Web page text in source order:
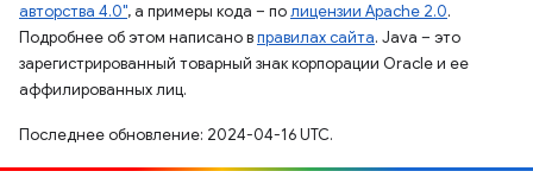
авторства 4.0", а примеры кода – полицензии Apache 2.0.
Подробнее об этом написано вправилах сайта. Java – это
зарегистрированный товарный знак корпорации Oracle и ее
аффилированных лиц.
Последнее обновление: 2024-04-16 UTC.